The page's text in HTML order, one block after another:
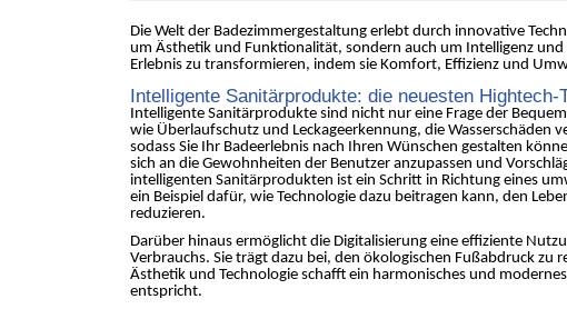
Die Welt der Badezimmergestaltung erlebt durch innovative
um Ästhetik und Funktionalität, sondern auch um Intelligenz
Erlebnis zu transformieren, indem sie Komfort, Effizienz und
Intelligente Sanitärprodukte: die neuesten
Intelligente Sanitärprodukte sind nicht nur eine Frage der
wie Überlaufschutz und Leckageerkennung, die Wasserschäden
sodass Sie Ihr Badeerlebnis nach Ihren Wünschen gestalten
sich an die Gewohnheiten der Benutzer anzupassen und
intelligenten Sanitärprodukten ist ein Schritt in Richtung eines
ein Beispiel dafür, wie Technologie dazu beitragen kann, den
reduzieren.
Darüber hinaus ermöglicht die Digitalisierung eine effiziente
Verbrauchs. Sie trägt dazu bei, den ökologischen Fußabdruck
Ästhetik und Technologie schafft ein harmonisches und
entspricht.